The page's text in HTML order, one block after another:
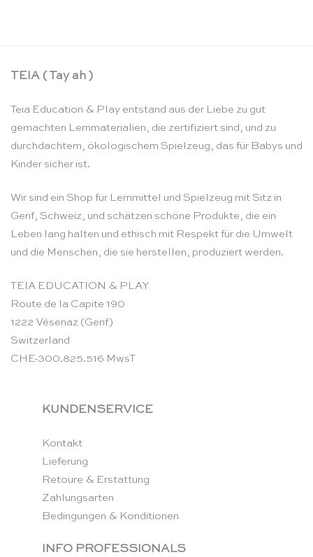
TEIA ( Tay ah )
Teia Education & Play entstand aus der Liebe zu gut
gemachten Lernmaterialien, die zertifiziert sind, und zu
durchdachtem, ökologischem Spielzeug, das für Babys und
Kinder sicher ist.
Wir sind ein Shop für Lernmittel und Spielzeug mit Sitz in
Genf, Schweiz, und schätzen schöne Produkte, die ein
Leben lang halten und ethisch mit Respekt für die Umwelt
und die Menschen, die sie herstellen, produziert werden.
TEIA EDUCATION & PLAY
Route de la Capite 190
1222 Vésenaz (Genf)
Switzerland
CHE-300.825.516 MwsT
KUNDENSERVICE
Kontakt
Lieferung
Retoure & Erstattung
Zahlungsarten
Bedingungen & Konditionen
INFO PROFESSIONALS